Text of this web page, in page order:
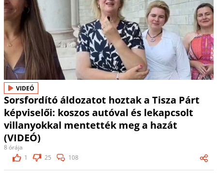
VIDEÓ
Sorsfordító áldozatot hoztak a Tisza Párt
képviselői: koszos autóval és lekapcsolt
villanyokkal mentették meg a hazát
(VIDEÓ)
8 órája
1
25 108